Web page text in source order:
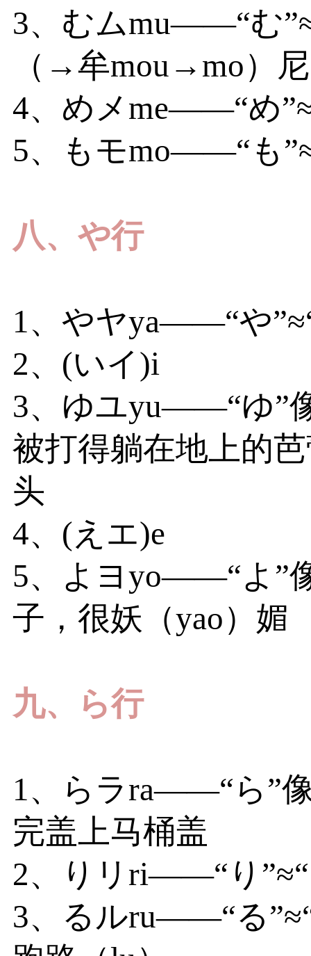
3、むムmu——“む
（→牟mou→mo）
4、めメme——“め
5、もモmo——“も
八、や行
1、やヤya——“や
2、(いイ)i
3、ゆユyu——“ゆ”
被打得躺在地上的
头
4、(えエ)e
5、よヨyo——“よ”
子，很妖（yao）媚
九、ら行
1、らラra——“ら”
完盖上马桶盖
2、りリri——“り”≈“
3、るルru——“る